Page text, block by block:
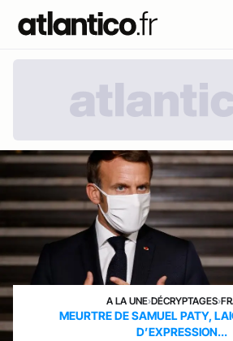
A LA UNE›DÉCRYPTAGES›
MEURTRE DE SAMUEL PATY,
D’EXPRESSION...